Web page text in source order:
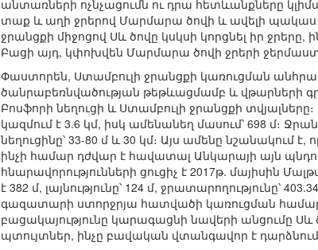
անտառների ոչնչացումն ու դրա հետևանքները
տաք և աղի ջրերով Մարմարա ծովի և ավելի պակաս
ջրանցքի միջոցով Սև ծովը կսկսի կորցնել իր
Բացի այդ, կփոխվեն Մարմարա ծովի ջրերի
Փաստորեն, Ստամբուլի ջրանցքի կառուցման
ծանրաբեռնվածության թեթևացմամբ և վթարների
Բոսֆորի նեղուցի և Ստամբուլի ջրանցքի տվյալները։
կազմում է 3.6 կմ, իսկ ամենանեղ մասում՝ 698 մ։
նեղուցինը՝ 33-80 մ և 30 կմ։ Այս ամենը նշանակում
ինչի համար դժվար է հավատալ Անկարայի այն
հնարավորությունների ցուցիչ է 2017թ. մայիսին
է 382 մ, լայնությունը՝ 124 մ, ջրատարողությունը՝
գազատարի ստորջրյա հատվածի կառուցման
բացակայությունը կարագացնի նավերի անցումը
պտույտներ, ինչը բավական վտանգավոր է դարձնում